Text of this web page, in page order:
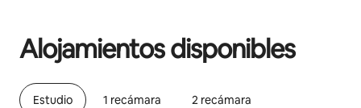
Alojamientos disponibles
Estudio 1 recámara 2 recámara